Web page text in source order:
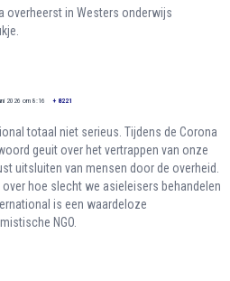
overheerst in Westers onderwijs
2026 om 8:16 + 8221
totaal niet serieus. Tijdens de Corona
geuit over het vertrappen van onze
uitsluiten van mensen door de overheid.
hoe slecht we asieleisers behandelen
is een waardeloze
NGO.